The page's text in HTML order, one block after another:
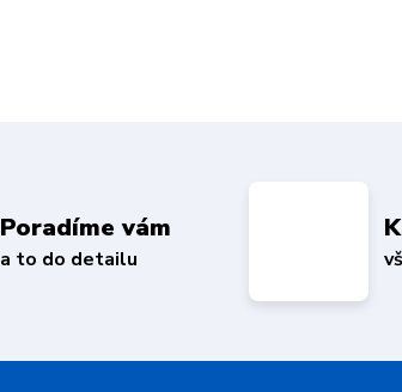
Poradíme vám
a to do detailu